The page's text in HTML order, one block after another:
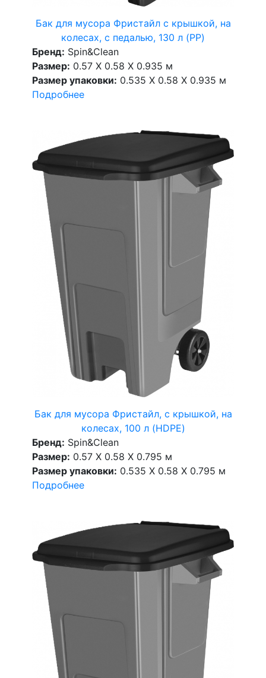
Бак для мусора Фристайл с крышкой, на
колесах, с педалью, 130 л (PP)
Бренд: Spin&Clean
Размер: 0.57 X 0.58 X 0.935 м
Размер упаковки: 0.535 X 0.58 X 0.935 м
Подробнее
Бак для мусора Фристайл, с крышкой, на
колесах, 100 л (HDPE)
Бренд: Spin&Clean
Размер: 0.57 X 0.58 X 0.795 м
Размер упаковки: 0.535 X 0.58 X 0.795 м
Подробнее